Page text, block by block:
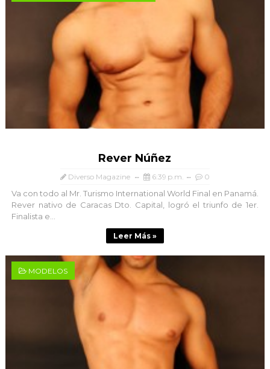
Rever Núñez
Diverso Magazine 6:39 p.m. 0
Va con todo al Mr. Turismo International World Final en Panamá.
Rever nativo de Caracas Dto. Capital, logró el triunfo de 1er.
Finalista e...
Leer Más »
MODELOS